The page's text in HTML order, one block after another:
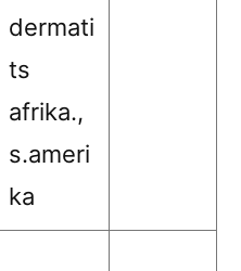
dermati
ts
afrika.,
s.ameri
ka